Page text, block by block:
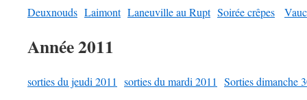
Deuxnouds Laimont Laneuville au Rupt Soirée crêpes
Année 2011
sorties du jeudi 2011 sorties du mardi 2011 Sorties dimanche